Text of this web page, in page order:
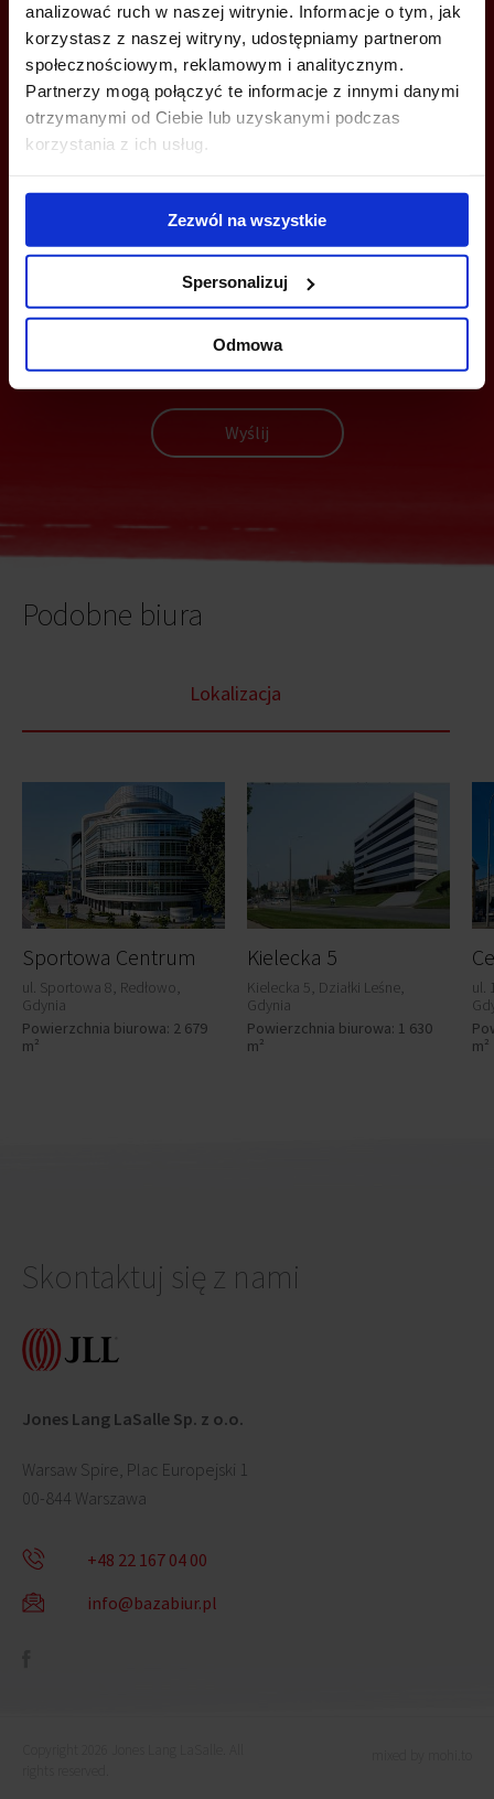
analizować ruch w naszej witrynie. Informacje o tym, jak
korzystasz z naszej witryny, udostępniamy partnerom
społecznościowym, reklamowym i analitycznym.
Partnerzy mogą połączyć te informacje z innymi danymi
otrzymanymi od Ciebie lub uzyskanymi podczas
korzystania z ich usług.
Zezwól na wszystkie
Spersonalizuj
Odmowa
+48 539 096 754
trojmiasto@bazabiur.pl
MOŻESZ TEŻ ZOSTAWIĆ SWÓJ NUMER, A MY SKONTAKTUJEMY SIĘ
Wyślij
Podobne biura
Lokalizacja
Sportowa Centrum
ul. Sportowa 8, Redłowo,
Gdynia
Powierzchnia biurowa: 2 679
m²
Kielecka 5
Kielecka 5, Działki Leśne,
Gdynia
Powierzchnia biurowa: 1 630
m²
ul.
m²
Skontaktuj się z nami
Jones Lang LaSalle Sp. z o.o.
Warsaw Spire, Plac Europejski 1
00-844 Warszawa
+48 22 167 04 00
info@bazabiur.pl